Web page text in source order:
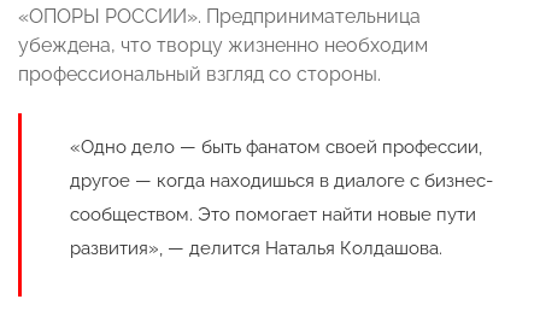
«ОПОРЫ РОССИИ». Предпринимательница
убеждена, что творцу жизненно необходим
профессиональный взгляд со стороны.
«Одно дело — быть фанатом своей профессии,
другое — когда находишься в диалоге с бизнес-
сообществом. Это помогает найти новые пути
развития», — делится Наталья Колдашова.